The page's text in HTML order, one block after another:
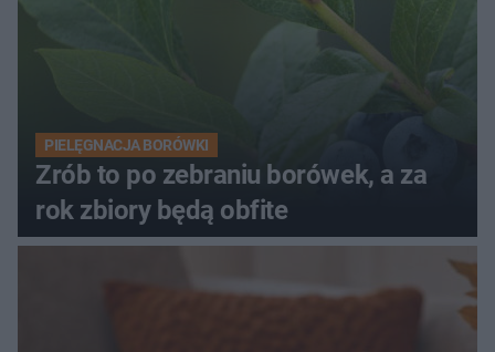
PIELĘGNACJA BORÓWKI
Zrób to po zebraniu borówek, a za
rok zbiory będą obfite